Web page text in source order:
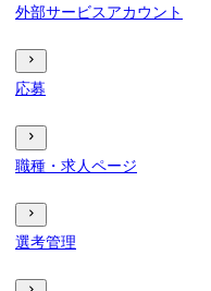
外部サービスアカウント
応募
職種・求人ページ
選考管理